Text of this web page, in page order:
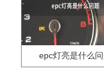
epc灯亮是什么